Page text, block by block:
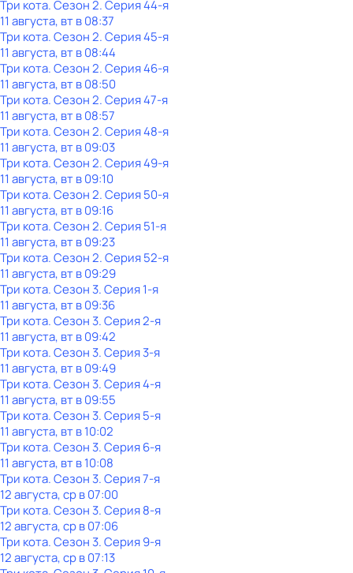
Три кота. Сезон 2. Серия 44-я
11 августа, вт в 08:37
Три кота. Сезон 2. Серия 45-я
11 августа, вт в 08:44
Три кота. Сезон 2. Серия 46-я
11 августа, вт в 08:50
Три кота. Сезон 2. Серия 47-я
11 августа, вт в 08:57
Три кота. Сезон 2. Серия 48-я
11 августа, вт в 09:03
Три кота. Сезон 2. Серия 49-я
11 августа, вт в 09:10
Три кота. Сезон 2. Серия 50-я
11 августа, вт в 09:16
Три кота. Сезон 2. Серия 51-я
11 августа, вт в 09:23
Три кота. Сезон 2. Серия 52-я
11 августа, вт в 09:29
Три кота. Сезон 3. Серия 1-я
11 августа, вт в 09:36
Три кота. Сезон 3. Серия 2-я
11 августа, вт в 09:42
Три кота. Сезон 3. Серия 3-я
11 августа, вт в 09:49
Три кота. Сезон 3. Серия 4-я
11 августа, вт в 09:55
Три кота. Сезон 3. Серия 5-я
11 августа, вт в 10:02
Три кота. Сезон 3. Серия 6-я
11 августа, вт в 10:08
Три кота. Сезон 3. Серия 7-я
12 августа, ср в 07:00
Три кота. Сезон 3. Серия 8-я
12 августа, ср в 07:06
Три кота. Сезон 3. Серия 9-я
12 августа, ср в 07:13